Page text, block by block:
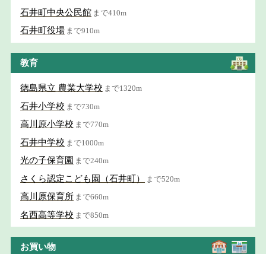
石井町中央公民館 まで410m
石井町役場 まで910m
教育
徳島県立 農業大学校 まで1320m
石井小学校 まで730m
高川原小学校 まで770m
石井中学校 まで1000m
光の子保育園 まで240m
さくら認定こども園（石井町） まで520m
高川原保育所 まで660m
名西高等学校 まで850m
お買い物